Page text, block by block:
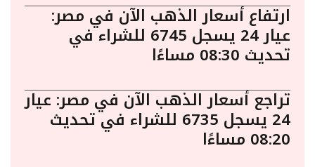
ارتفاع أسعار الذهب الآن في مصر:
عيار 24 يسجل 6745 للشراء في
تحديث 08:30 مساءًا
تراجع أسعار الذهب الآن في مصر: عيار
24 يسجل 6735 للشراء في تحديث
08:20 مساءًا